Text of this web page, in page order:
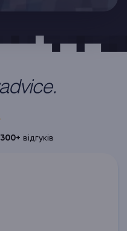
300+ відгуків